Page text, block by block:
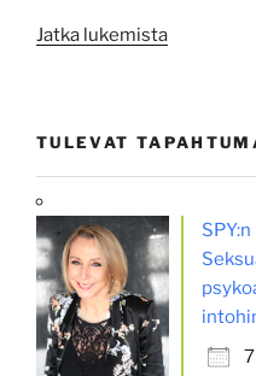
Jatka lukemista”Mothers,
New
insights
theories
of
early
TULEVAT